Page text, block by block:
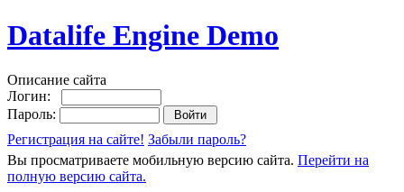
Datalife Engine Demo
Описание сайта
Логин:
Пароль:
Регистрация на сайте! Забыли пароль?
Вы просматриваете мобильную версию сайта. Перейти на
полную версию сайта.